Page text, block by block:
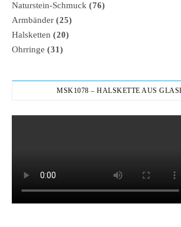
Naturstein-Schmuck (76)
Armbänder (25)
Halsketten (20)
Ohrringe (31)
MSK1078 – HALSKETTE AUS